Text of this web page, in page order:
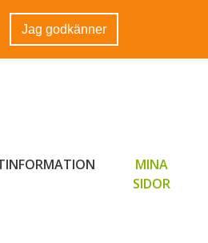
Jag godkänner
MINA
SIDOR